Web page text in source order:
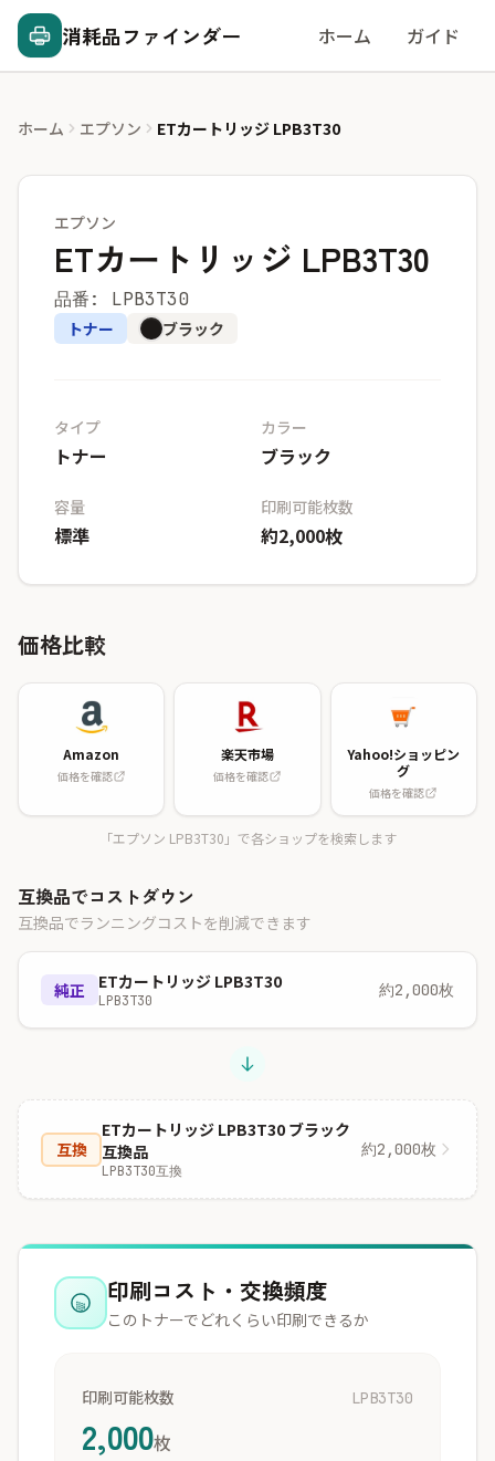
消耗品ファインダー ホーム ガイド
ホーム エプソン ETカートリッジ LPB3T30
エプソン
ETカートリッジ LPB3T30
品番: LPB3T30
トナー ブラック
タイプ
トナー
カラー
ブラック
容量
標準
印刷可能枚数
約2,000枚
価格比較
Amazon
価格を確認
楽天市場
価格を確認
Yahoo!ショッピン
グ
価格を確認
「エプソン LPB3T30」で各ショップを検索します
互換品でコストダウン
互換品でランニングコストを削減できます
純正 ETカートリッジ LPB3T30
LPB3T30
約2,000枚
互換
ETカートリッジ LPB3T30 ブラック
互換品
LPB3T30互換
約2,000枚
印刷コスト・交換頻度
このトナーでどれくらい印刷できるか
印刷可能枚数
2,000枚
LPB3T30